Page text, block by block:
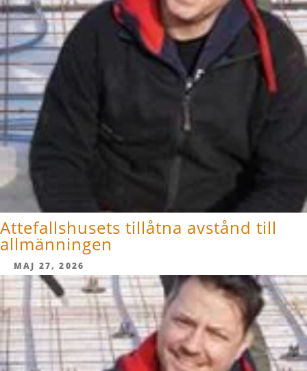
Attefallshusets tillåtna avstånd till
allmänningen
MAJ 27, 2026